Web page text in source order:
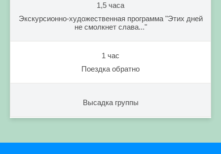
1,5 часа
Экскурсионно-художественная программа "Этих дней
не смолкнет слава..."
1 час
Поездка обратно
Высадка группы